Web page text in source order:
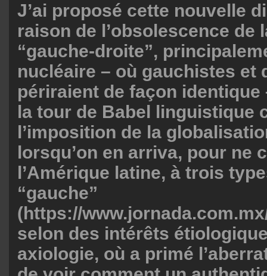
J’ai proposé cette nouvelle
raison de l’obsolescence de
“gauche-droite”,
nucléaire – où gauchistes et
périraient de façon identique
la tour de Babel linguistique
l’imposition de la
lorsqu’on en arriva, pour ne
l’Amérique latine, à trois
“gauche”
(https://
selon des intérêts
axiologie, où a primé